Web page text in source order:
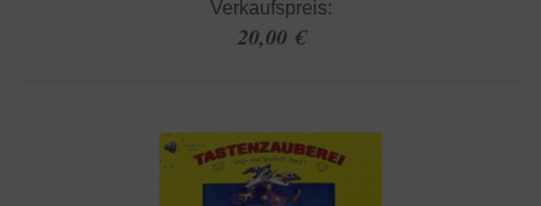
Verkaufspreis:
20,00 €